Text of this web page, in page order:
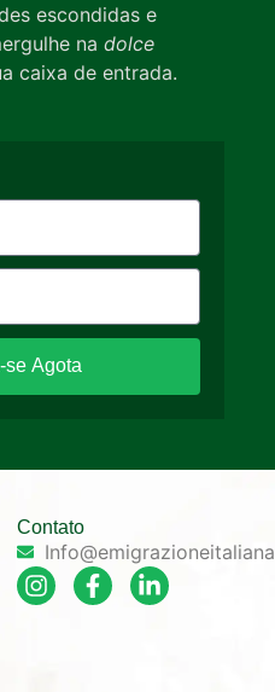
escondidas e
na dolce
caixa de entrada.
se Agota
Contato